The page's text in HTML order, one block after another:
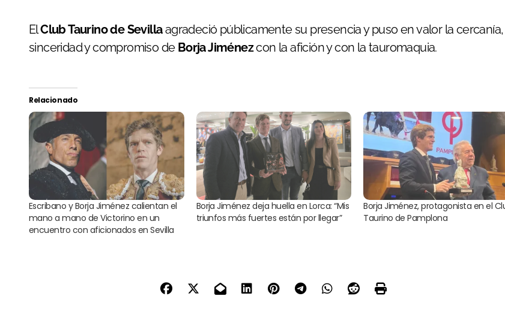
ElClub Taurino de Sevillaagradeció públicamente su presencia y puso en valor la cercanía,
sinceridad y compromiso deBorja Jiménezcon la afición y con la tauromaquia.
Relacionado
Escribano y Borja Jiménez calientan el
mano a mano de Victorino en un
encuentro con aficionados en Sevilla
Borja Jiménez deja huella en Lorca: “Mis
triunfos más fuertes están por llegar”
Borja Jiménez, protagonista en el
Taurino de Pamplona